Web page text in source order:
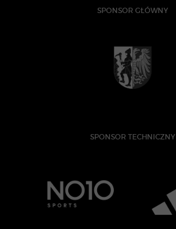
SPONSOR GŁÓWNY
SPONSOR TECHNICZNY